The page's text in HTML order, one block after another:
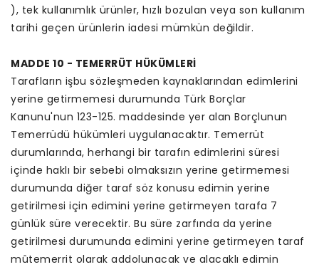
), tek kullanımlık ürünler, hızlı bozulan veya son kullanım
tarihi geçen ürünlerin iadesi mümkün değildir.
MADDE 10 - TEMERRÜT HÜKÜMLERİ
Tarafların işbu sözleşmeden kaynaklarından edimlerini
yerine getirmemesi durumunda Türk Borçlar
Kanunu'nun 123-125. maddesinde yer alan Borçlunun
Temerrüdü hükümleri uygulanacaktır. Temerrüt
durumlarında, herhangi bir tarafın edimlerini süresi
içinde haklı bir sebebi olmaksızın yerine getirmemesi
durumunda diğer taraf söz konusu edimin yerine
getirilmesi için edimini yerine getirmeyen tarafa 7
günlük süre verecektir. Bu süre zarfında da yerine
getirilmesi durumunda edimini yerine getirmeyen taraf
mûtemerrit olarak addolunacak ve alacaklı edimin